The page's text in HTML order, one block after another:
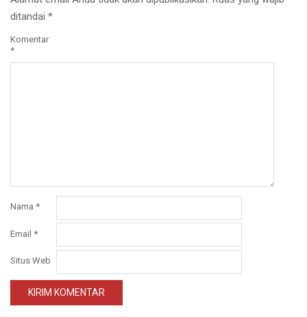
ditandai *
Komentar
*
Nama *
Email *
Situs Web